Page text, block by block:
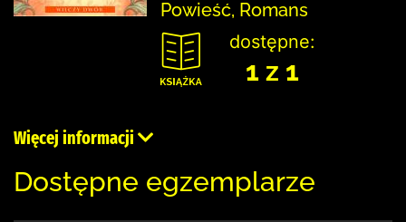
Powieść, Romans
dostępne:
1 z 1
Więcej informacji
Dostępne egzemplarze